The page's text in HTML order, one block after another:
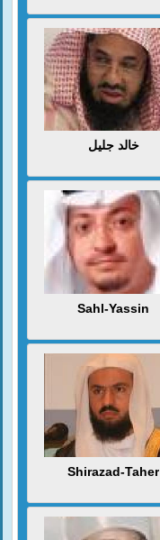
خالد جليل
Sahl-Yassin
Shirazad-Taher